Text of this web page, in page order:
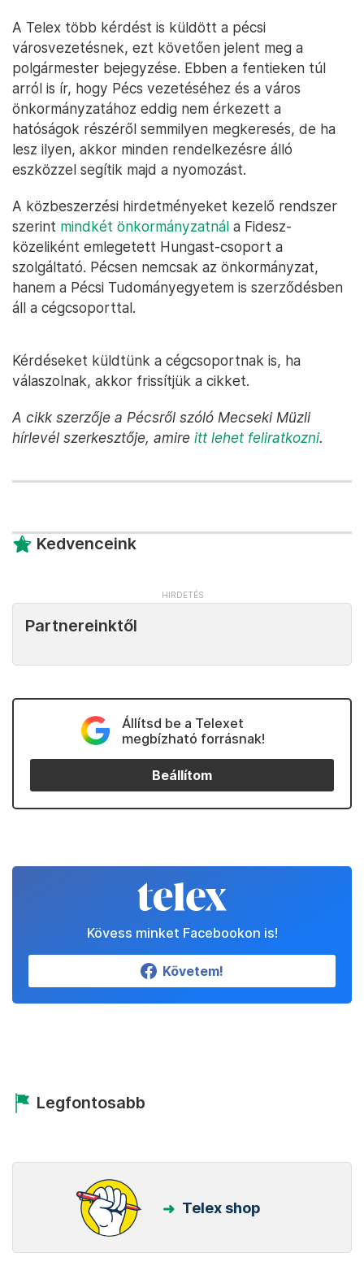
A Telex több kérdést is küldött a pécsi
városvezetésnek, ezt követően jelent meg a
polgármester bejegyzése. Ebben a fentieken túl
arról is ír, hogy Pécs vezetéséhez és a város
önkormányzatához eddig nem érkezett a
hatóságok részéről semmilyen megkeresés, de ha
lesz ilyen, akkor minden rendelkezésre álló
eszközzel segítik majd a nyomozást.
A közbeszerzési hirdetményeket kezelő rendszer
szerint mindkét önkormányzatnál a Fidesz-
közeliként emlegetett Hungast-csoport a
szolgáltató. Pécsen nemcsak az önkormányzat,
hanem a Pécsi Tudományegyetem is szerződésben
áll a cégcsoporttal.
Kérdéseket küldtünk a cégcsoportnak is, ha
válaszolnak, akkor frissítjük a cikket.
A cikk szerzője a Pécsről szóló Mecseki Müzli
hírlevél szerkesztője, amire itt lehet feliratkozni.
Kedvenceink
Partnereinktől
Állítsd be a Telexet
megbízható forrásnak!
Beállítom
Kövess minket Facebookon is!
Követem!
Legfontosabb
Telex shop